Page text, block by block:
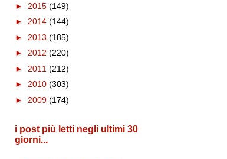
► 2015 (149)
► 2014 (144)
► 2013 (185)
► 2012 (220)
► 2011 (212)
► 2010 (303)
► 2009 (174)
i post più letti negli ultimi 30
giorni...